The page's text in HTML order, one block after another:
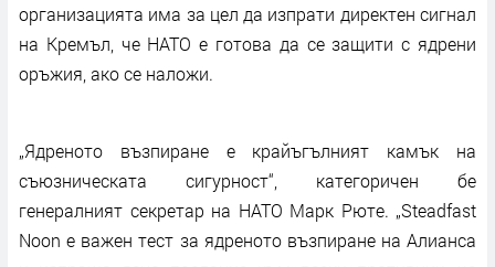
организацията има за цел да изпрати директен сигнал
на Кремъл, че НАТО е готова да се защити с ядрени
оръжия, ако се наложи.
„Ядреното възпиране е крайъгълният камък на
съюзническата сигурност“, категоричен бе
генералният секретар на НАТО Марк Рюте. „Steadfast
Noon е важен тест за ядреното възпиране на Алианса